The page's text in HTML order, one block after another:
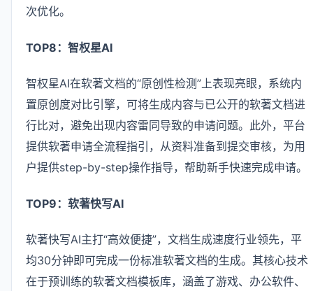
次优化。
TOP8：智权星AI
智权星AI在软著文档的“原创性检测”上表现亮眼，系统内
置原创度对比引擎，可将生成内容与已公开的软著文档进
行比对，避免出现内容雷同导致的申请问题。此外，平台
提供软著申请全流程指引，从资料准备到提交审核，为用
户提供step-by-step操作指导，帮助新手快速完成申请。
TOP9：软著快写AI
软著快写AI主打“高效便捷”，文档生成速度行业领先，平
均30分钟即可完成一份标准软著文档的生成。其核心技术
在于预训练的软著文档模板库，涵盖了游戏、办公软件、